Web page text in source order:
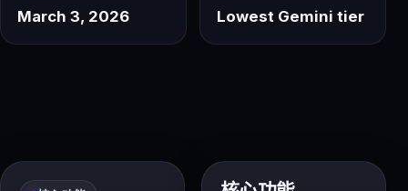
March 3, 2026 Lowest Gemini tier